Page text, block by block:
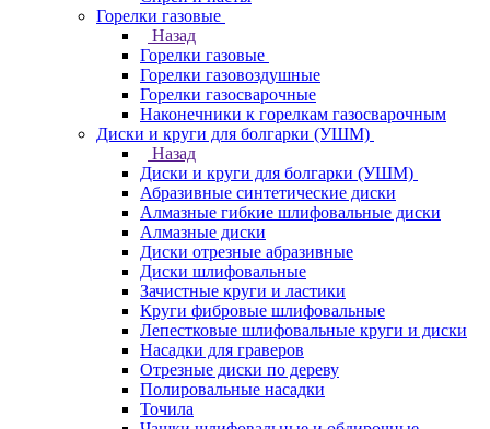
Горелки газовые
Назад
Горелки газовые
Горелки газовоздушные
Горелки газосварочные
Наконечники к горелкам газосварочным
Диски и круги для болгарки (УШМ)
Назад
Диски и круги для болгарки (УШМ)
Абразивные синтетические диски
Алмазные гибкие шлифовальные диски
Алмазные диски
Диски отрезные абразивные
Диски шлифовальные
Зачистные круги и ластики
Круги фибровые шлифовальные
Лепестковые шлифовальные круги и диски
Насадки для граверов
Отрезные диски по дереву
Полировальные насадки
Точила